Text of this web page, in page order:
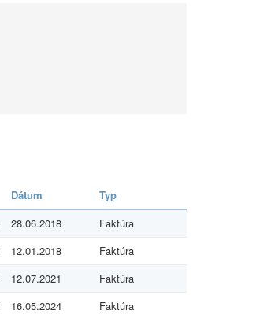
Dátum
Typ
28.06.2018
Faktúra
12.01.2018
Faktúra
12.07.2021
Faktúra
16.05.2024
Faktúra